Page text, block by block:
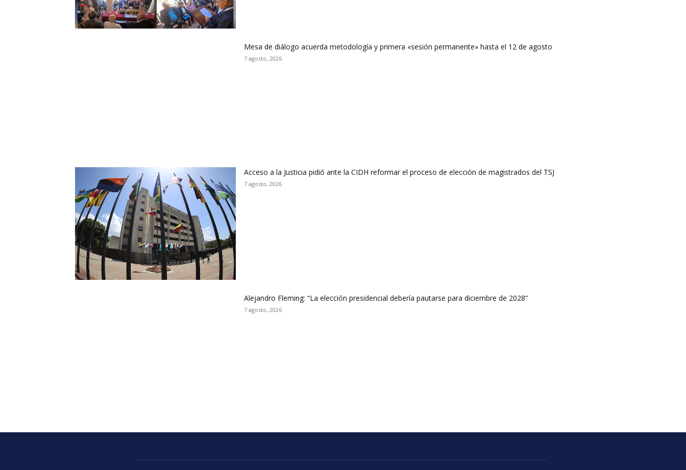
Mesa de diálogo acuerda metodología y primera «sesión permanente» hasta el 12 de agosto
7 agosto, 2026
Acceso a la Justicia pidió ante la CIDH reformar el proceso de elección de magistrados del TSJ
7 agosto, 2026
Alejandro Fleming: “La elección presidencial debería pautarse para diciembre de 2028”
7 agosto, 2026